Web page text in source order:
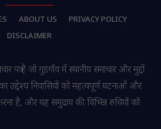
ABOUT US
PRIVACY POLICY
DISCLAIMER
पत्र है जो गुडगाँव में स्थानीय समाचार और मुद्दों
उद्देश्य निवासियों को महत्वपूर्ण घटनाओं और
है, और यह समुदाय की विभिन्न रुचियों को